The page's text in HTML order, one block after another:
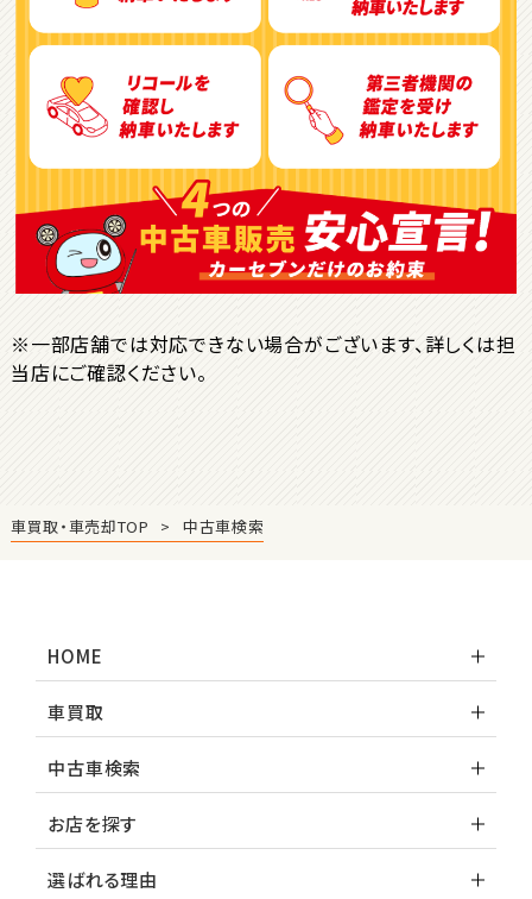
位
トヨタ
ヴォクシー
ＳＵＶ・クロカン
1 位
トヨタ
ヤリスクロス
※一部店舗では対応できない場合がございます、詳しくは担
当店にご確認ください。
車買取・車売却TOP 中古車検索
HOME
車買取
中古車検索
お店を探す
選ばれる理由